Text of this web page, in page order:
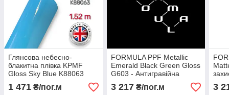
Глянсова небесно-
блакитна плівка KPMF
Gloss Sky Blue K88063
1 471 ₴/пог.м
FORMULA PPF Metallic
Emerald Black Green Gloss
G603 - Антигравійна
захисна чорна хамелеон
плівка (глянцева) 1.52 m
3 217₴/пог.м 3